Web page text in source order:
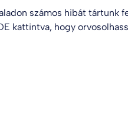
számos hibát tártunk
kattintva, hogy